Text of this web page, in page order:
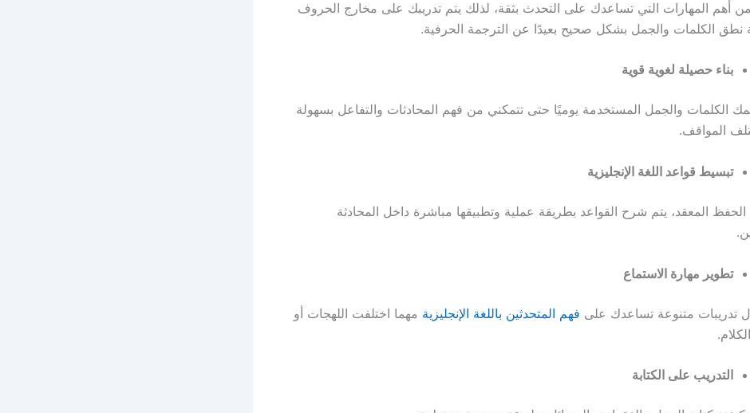
أهم المهارات التي تساعدك على التحدث بثقة، لذلك يتم تدريبك على مخارج الحروف
نطق الكلمات والجمل بشكل صحيح بعيدًا عن الترجمة الحرفية.
بناء حصيلة لغوية قوية
الكلمات والجمل المستخدمة يوميًا حتى تتمكني من فهم المحادثات والتفاعل بسهولة
المواقف.
تبسيط قواعد اللغة الإنجليزية
الحفظ المعقد، يتم شرح القواعد بطريقة عملية وتطبيقها مباشرة داخل المحادثة
تطوير مهارة الاستماع
تدريبات متنوعة تساعدك على فهم المتحدثين باللغة الإنجليزية مهما اختلفت اللهجات أو
التدريب على الكتابة